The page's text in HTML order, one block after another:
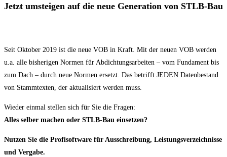
Jetzt umsteigen auf die neue Generation von STLB-Bau
Seit Oktober 2019 ist die neue VOB in Kraft. Mit der neuen VOB werden
u.a. alle bisherigen Normen für Abdichtungsarbeiten – vom Fundament bis
zum Dach – durch neue Normen ersetzt. Das betrifft JEDEN Datenbestand
von Stammtexten, der aktualisiert werden muss.
Wieder einmal stellen sich für Sie die Fragen:
Alles selber machen oder STLB-Bau einsetzen?
Nutzen Sie die Profisoftware für Ausschreibung, Leistungsverzeichnisse
und Vergabe.